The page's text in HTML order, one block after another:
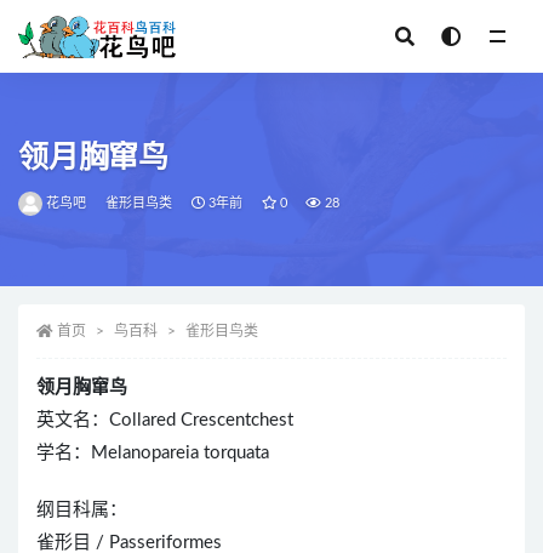
领月胸窜鸟
花鸟吧 雀形目鸟类 3年前 0 28
首页 鸟百科 雀形目鸟类
领月胸窜鸟
英文名：Collared Crescentchest
学名：Melanopareia torquata
纲目科属：
雀形目 / Passeriformes